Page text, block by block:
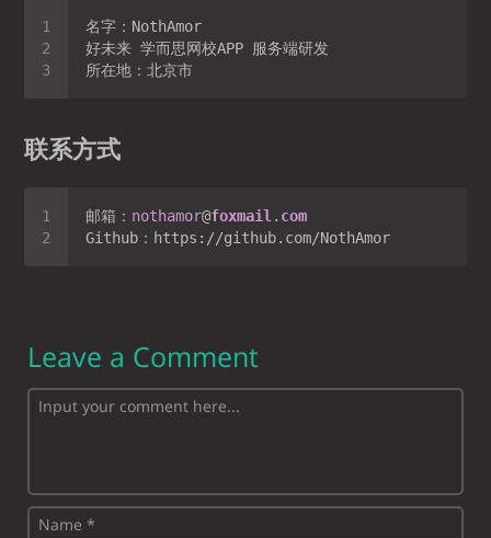
联系方式
邮箱： nothamor@foxmail . com
Leave a Comment